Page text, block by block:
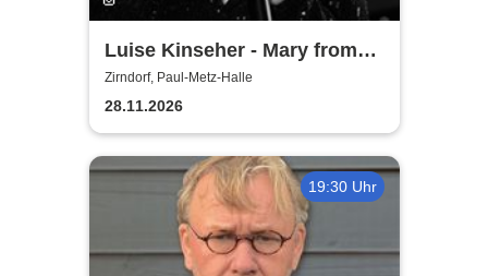
Luise Kinseher - Mary from
Bavary - Endlich Solo!
Zirndorf, Paul-Metz-Halle
28.11.2026
19:30 Uhr